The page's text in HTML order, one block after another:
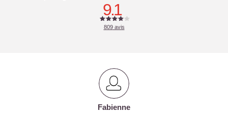
9.1
809avis
Fabienne